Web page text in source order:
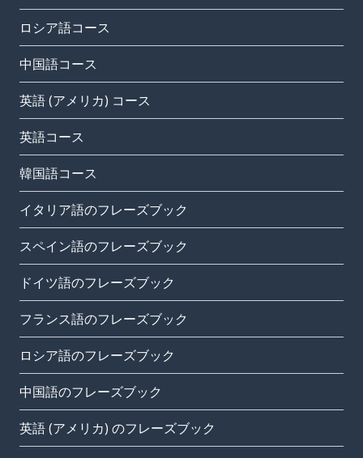
ロシア語コース
中国語コース
英語 (アメリカ) コース
英語コース
韓国語コース
イタリア語のフレーズブック
スペイン語のフレーズブック
ドイツ語のフレーズブック
フランス語のフレーズブック
ロシア語のフレーズブック
中国語のフレーズブック
英語 (アメリカ) のフレーズブック